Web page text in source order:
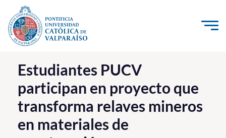
Click acá para ir directamente al contenido
La Universidad
Investigación, Creación e Innovación
PUCV Internacional
Vinculación con el Medio
Estudiantes PUCV
participan en proyecto que
transforma relaves mineros
en materiales de